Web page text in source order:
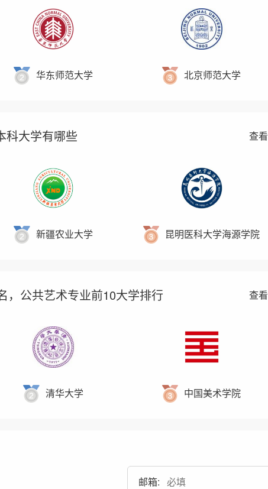
华东师范大学 北京师范大学
科大学有哪些 查看
新疆农业大学 昆明医科大学海源学院
，公共艺术专业前10大学排行 查看
清华大学 中国美术学院
邮箱: